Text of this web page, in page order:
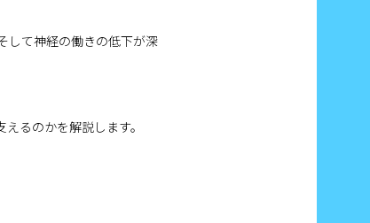
して神経の働きの低下が深
るのかを解説します。